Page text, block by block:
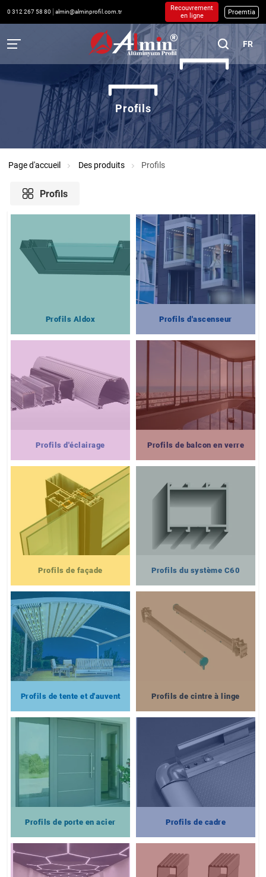
0 312 267 58 80 almin@alminprofil.com.tr
Recouvrement
en ligne
Proemtia
FR
Profils
Page d'accueil Des produits Profils
Profils
Profils Aldox Profils d'ascenseur
Profils d'éclairage Profils de balcon en verre
Profils de façade Profils du système C60
Profils de tente et d'auvent Profils de cintre à linge
Profils de porte en acier Profils de cadre